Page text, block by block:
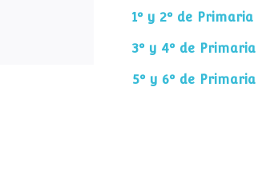
1º y 2º de Primaria
3º y 4º de Primaria
5º y 6º de Primaria